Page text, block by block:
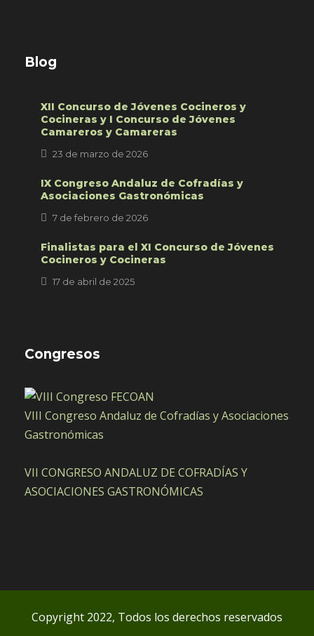
Blog
XII Concurso de Jóvenes Cocineros y
Cocineras y I Concurso de Jóvenes
Camareros y Camareras
23 de marzo de 2026
IX Congreso Andaluz de Cofradías y
Asociaciones Gastronómicas
7 de febrero de 2026
Finalistas para el XI Concurso de Jóvenes
Cocineros y Cocineras
17 de abril de 2025
Congresos
VIII Congreso Andaluz de Cofradías y Asociaciones
Gastronómicas
VII CONGRESO ANDALUZ DE COFRADÍAS Y
ASOCIACIONES GASTRONÓMICAS
Copyright 2022, Todos los derechos reservados